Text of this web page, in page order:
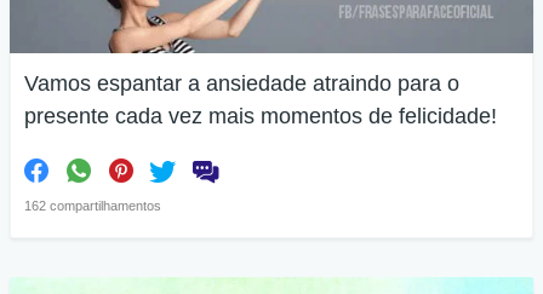
Vamos espantar a ansiedade atraindo para o
presente cada vez mais momentos de felicidade!
162 compartilhamentos